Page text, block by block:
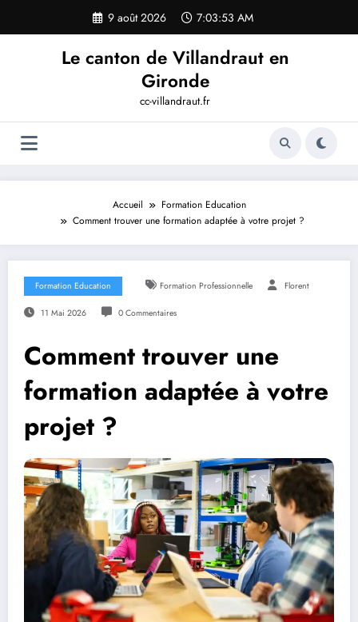
contenu
9 août 2026 7:03:55 AM
Le canton de Villandraut en
Gironde
cc-villandraut.fr
Accueil
Formation Education
Comment trouver une formation adaptée à votre projet ?
Formation Education Formation Professionnelle Florent
11 Mai 2026 0 Commentaires
Comment trouver une
formation adaptée à votre
projet ?